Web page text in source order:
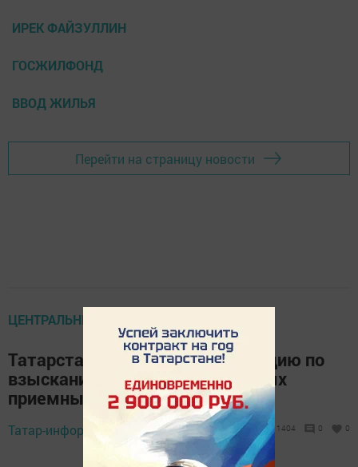
ИРЕК ФАЙЗУЛЛИН
ГОСЖИЛФОНД
ВВОД ЖИЛЬЯ
Перейти на страницу новости
ЦЕНТРАЛЬНЫЕ НОВОСТИ
Татарстанцы получат информацию по
взысканию алиментов на единых
приемных днях
Татар-информ, 31 августа 2018 - 11:36 1404 0 0